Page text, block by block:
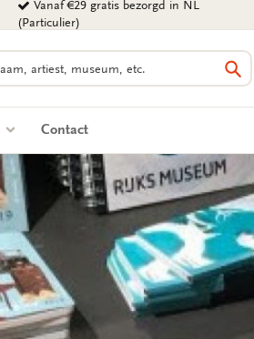
Vanaf €29 gratis bezorgd in NL
(Particulier)
Contact